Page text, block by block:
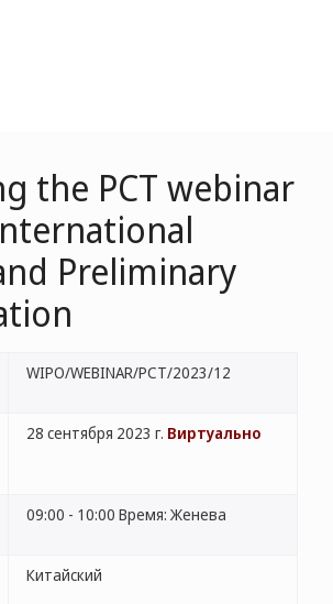
the PCT webinar
Preliminary
WIPO/WEBINAR/PCT/2023/12
28 сентября 2023 г. Виртуально
09:00 - 10:00 Время: Женева
Китайский